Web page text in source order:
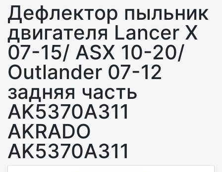
Дефлектор пыльник
двигателя Lancer X
07-15/ ASX 10-20/
Outlander 07-12
задняя часть
AK5370A311
AKRADO
AK5370A311